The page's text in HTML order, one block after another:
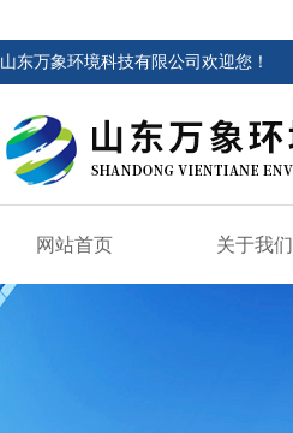
山东万象环境科技有限公司欢迎您！
网站首页 关于我们